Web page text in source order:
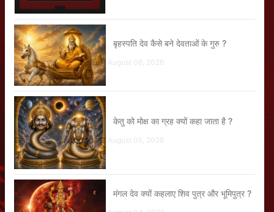
बृहस्पति देव कैसे बने देवताओं के गुरु ?
August 06, 2026
केतु को मोक्ष का ग्रह क्यों कहा जाता है ?
August 05, 2026
मंगल देव क्यों कहलाए शिव पुत्र और भूमिपुत्र ?